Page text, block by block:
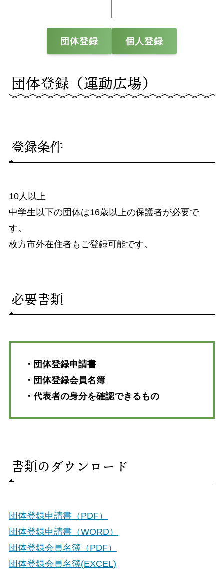
団体登録 個人登録
団体登録（運動広場）
登録条件
10人以上
中学生以下の団体は16歳以上の保護者が必要で
す。
枚方市外在住者もご登録可能です。
必要書類
・団体登録申請書
・団体登録会員名簿
・代表者の身分を確認できるもの
書類のダウンロード
団体登録申請書（PDF）
団体登録申請書（WORD）
団体登録会員名簿（PDF）
団体登録会員名簿(EXCEL)